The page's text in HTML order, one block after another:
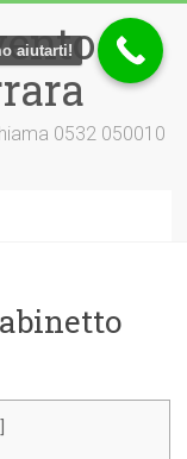
0532 050010
aiutarti!